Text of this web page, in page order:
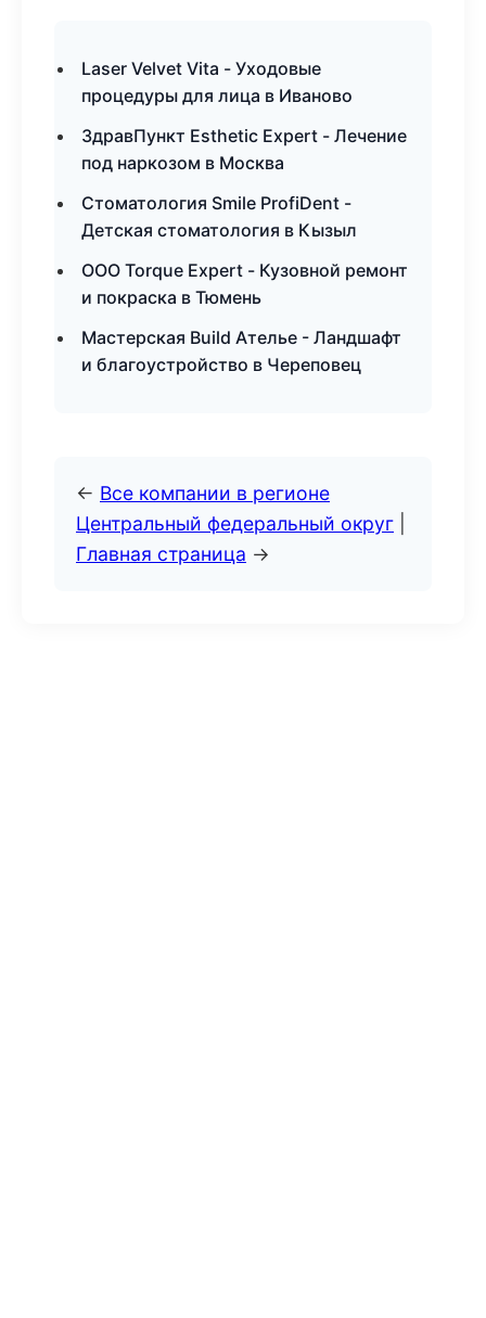
Laser Velvet Vita - Уходовые
процедуры для лица в Иваново
ЗдравПункт Esthetic Expert - Лечение
под наркозом в Москва
Стоматология Smile ProfiDent -
Детская стоматология в Кызыл
ООО Torque Expert - Кузовной ремонт
и покраска в Тюмень
Мастерская Build Ателье - Ландшафт
и благоустройство в Череповец
← Все компании в регионе
Центральный федеральный округ
Главная страница →